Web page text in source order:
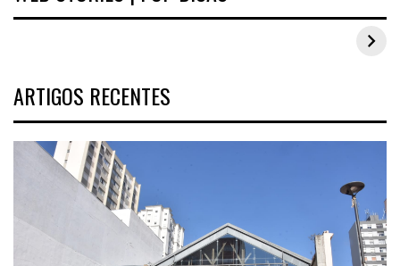
Inspirações de looks plus size para o carnaval
ARTIGOS RECENTES